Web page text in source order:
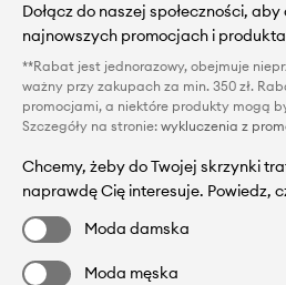
Dołącz do naszej społeczności,
najnowszych promocjach i
**Rabat jest jednorazowy, obejmuje
ważny przy zakupach za min. 350 zł.
promocjami, a niektóre produkty mogą
Szczegóły na stronie: wykluczenia z
Chcemy, żeby do Twojej skrzynki
naprawdę Cię interesuje. Powiedz,
Moda damska
Moda męska